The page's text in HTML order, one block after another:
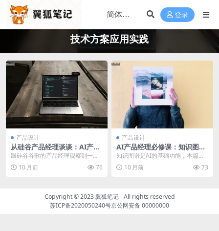
登录
技术方案应用实践
产品设计
从硅谷产品经理谈谈：AI产品
经理要不要懂技术&算法？
跟硅谷谷歌的产品经理观察到一个
同国内一样热门的问题，产品经理
和AI产品经理要不要...
10 月前 76
产品设计
AI产品经理必修课：知识图谱
的入门与应用
知识图谱是AI的基础功能，本篇文
章笔者就知识图谱是什么？如何构
建知识图谱？怎么应...
10 月前 73
Copyright © 2023翼狐笔记- All rights reserved
苏ICP备2020050240号京公网安备 00000000